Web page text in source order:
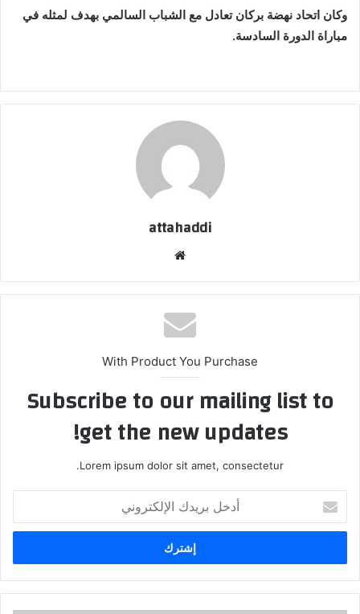
وكان اتحاد نهضة بركان تعادل مع الشباب السالمي بهدف لمثله في
مباراة الدورة السادسة.
attahaddi
With Product You Purchase
Subscribe to our mailing list to
get the new updates!
Lorem ipsum dolor sit amet, consectetur.
بريدك
الإلكتروني